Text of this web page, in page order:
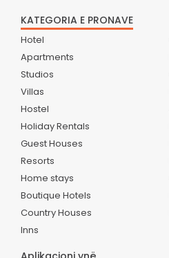
KATEGORIA E PRONAVE
Hotel
Apartments
Studios
Villas
Hostel
Holiday Rentals
Guest Houses
Resorts
Home stays
Boutique Hotels
Country Houses
Inns